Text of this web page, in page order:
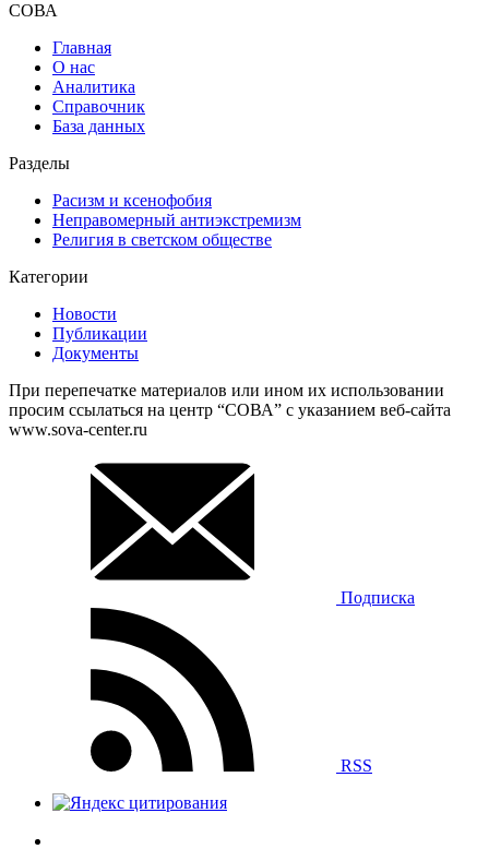
СОВА
Главная
О нас
Аналитика
Справочник
База данных
Разделы
Расизм и ксенофобия
Неправомерный антиэкстремизм
Религия в светском обществе
Категории
Новости
Публикации
Документы
При перепечатке материалов или ином их использовании
просим ссылаться на центр “СОВА” с указанием веб-сайта
www.sova-center.ru
Подписка
RSS